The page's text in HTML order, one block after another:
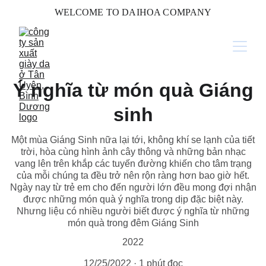
WELCOME TO DAIHOA COMPANY
Ý nghĩa từ món quà Giáng
sinh
Một mùa Giáng Sinh nữa lại tới, không khí se lạnh của tiết
trời, hòa cùng hình ảnh cây thông và những bản nhạc
vang lên trên khắp các tuyến đường khiến cho tâm trạng
của mỗi chúng ta đều trở nên rộn ràng hơn bao giờ hết.
Ngày nay từ trẻ em cho đến người lớn đều mong đợi nhận
được những món quà ý nghĩa trong dịp đặc biệt này.
Nhưng liệu có nhiều người biết được ý nghĩa từ những
món quà trong đêm Giáng Sinh
2022
12/25/2022 1 phút đọc